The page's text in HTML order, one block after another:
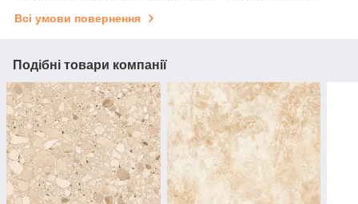
Всі умови повернення
Подібні товари компанії